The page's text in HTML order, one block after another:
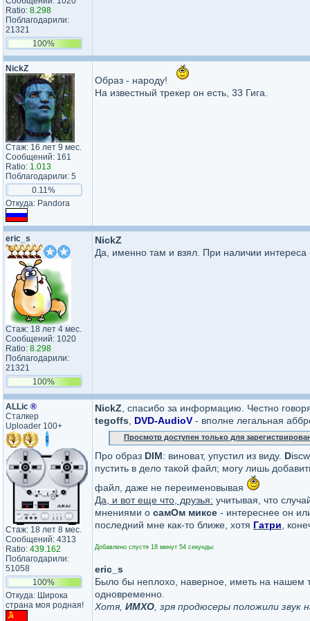
Ratio: 8.298
Поблагодарили:
21321
100%
NickZ
Стаж: 16 лет 9 мес.
Сообщений: 161
Ratio: 1.013
Поблагодарили: 5
0.11%
Откуда: Pandora
Образ - народу!
На известный трекер он есть, 33 Гига.
eric_s
Стаж: 18 лет 4 мес.
Сообщений: 1020
Ratio: 8.298
Поблагодарили:
21321
100%
NickZ
Да, именно там и взял. При наличии интереса
ALLic ®
Сталкер
Uploader 100+
Стаж: 18 лет 8 мес.
Сообщений: 4313
Ratio: 439.162
Поблагодарили:
51058
100%
Откуда: Широка
страна моя родная!
NickZ , спасибо за информацию. Честно
tegoffs
DVD-AudioV - вполне легальная
Просмотр доступен только для
Про образ DIM: виноват, упустил из виду. D
пустить в дело такой файл; могу лишь
файл, даже не переименовывая
Да, и вот еще что, друзья: учитывая, что
мнениями о самОм миксе - интереснее он
последний мне как-то ближе, хотя Гатри ,
Добавлено спустя 18 минут 54 секунды:
eric_s
Было бы неплохо, наверное, иметь на нашем
одновременно.
Хотя, ИМХО , зря продюсеры положили звук